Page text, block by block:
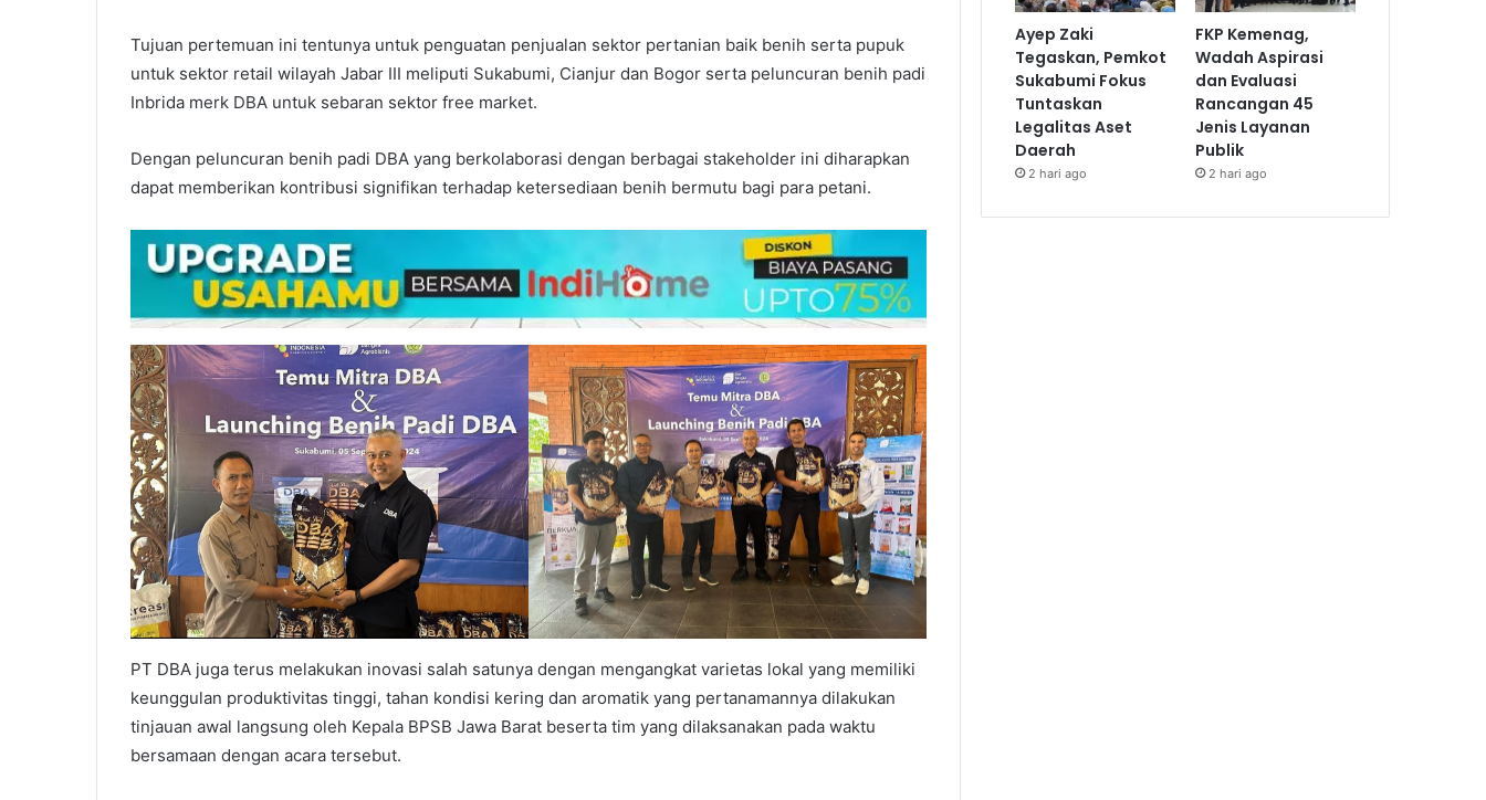
Tujuan pertemuan ini tentunya untuk penguatan penjualan sektor pertanian baik benih serta pupuk
untuk sektor retail wilayah Jabar III meliputi Sukabumi, Cianjur dan Bogor serta peluncuran benih padi
Inbrida merk DBA untuk sebaran sektor free market.
Dengan peluncuran benih padi DBA yang berkolaborasi dengan berbagai stakeholder ini diharapkan
dapat memberikan kontribusi signifikan terhadap ketersediaan benih bermutu bagi para petani.
PT DBA juga terus melakukan inovasi salah satunya dengan mengangkat varietas lokal yang memiliki
keunggulan produktivitas tinggi, tahan kondisi kering dan aromatik yang pertanamannya dilakukan
tinjauan awal langsung oleh Kepala BPSB Jawa Barat beserta tim yang dilaksanakan pada waktu
bersamaan dengan acara tersebut.
Ayep Zaki
Tegaskan, Pemkot
Sukabumi Fokus
Tuntaskan
Legalitas Aset
Daerah
2 hari ago
FKP Kemenag,
Wadah Aspirasi
dan Evaluasi
Rancangan 45
Jenis Layanan
Publik
2 hari ago